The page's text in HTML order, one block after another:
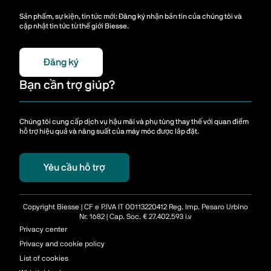
Sản phẩm, sự kiện, tin tức mới: Đăng ký nhận bản tin của chúng tôi và
cập nhật tin tức từ thế giới Biesse.
Đăng ký
Bạn cần trợ giúp?
Chúng tôi cung cấp dịch vụ hậu mãi và phụ tùng thay thế với quan điểm
hỗ trợ hiệu quả và năng suất của máy móc được lắp đặt.
Yêu cầu hỗ trợ
Copyright Biesse | CF e P.IVA IT 00113220412 Reg. Imp. Pesaro Urbino
Nr. 1682 | Cap. Soc. € 27.402.593 i.v
Privacy center
Privacy and cookie policy
List of cookies